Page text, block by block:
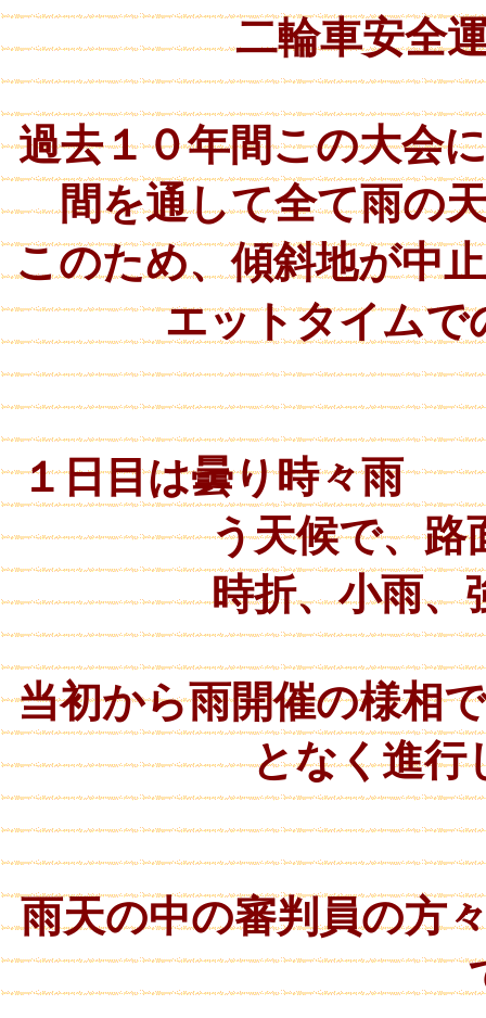
二輪車安全
過去１０年間この大会
間を通して全て雨の
このため、傾斜地が中
エットタイムで
１日目は曇り時々
う天候で、路
時折、小雨、
当初から雨開催の様相
となく進行
雨天の中の審判員の方